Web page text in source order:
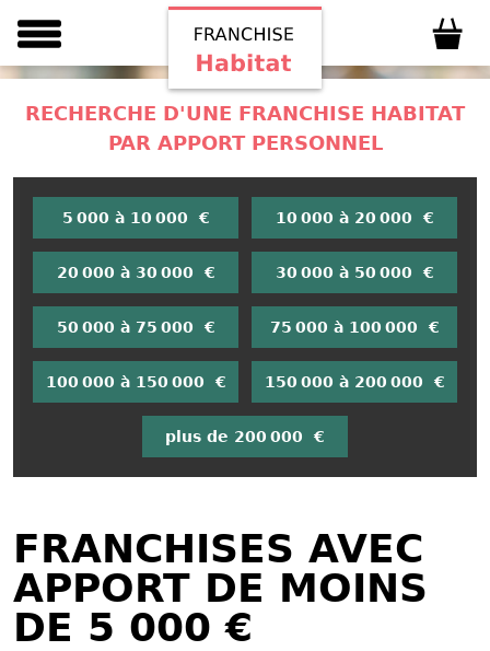
RECHERCHE D'UNE FRANCHISE HABITAT
PAR APPORT PERSONNEL
5 000 à 10 000 € 10 000 à 20 000 €
20 000 à 30 000 € 30 000 à 50 000 €
50 000 à 75 000 € 75 000 à 100 000 €
100 000 à 150 000 € 150 000 à 200 000 €
plus de 200 000 €
FRANCHISES AVEC
APPORT DE MOINS
DE 5 000 €